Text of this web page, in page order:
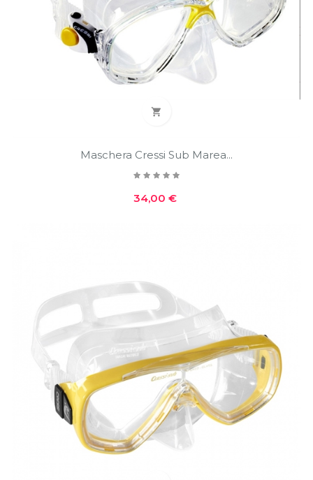

Maschera Cressi Sub Marea...
Prezzo
34,00 €